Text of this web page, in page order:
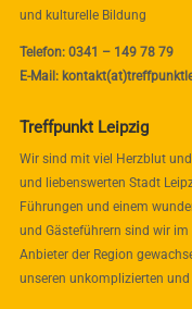
und kulturelle Bildung
Telefon: 0341 – 149 78 79
E-Mail:
Treffpunkt Leipzig
Wir sind mit viel Herzblut
und liebenswerten Stadt
Führungen und einem
und Gästeführern sind wir
Anbieter der Region
unseren unkomplizierten und